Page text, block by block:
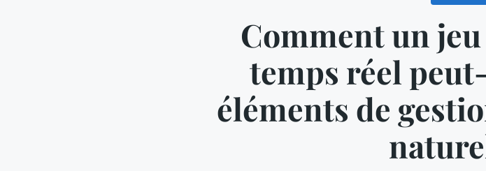
Comment un
temps réel
éléments de